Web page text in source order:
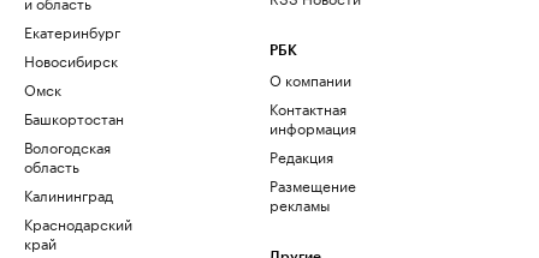
Екатеринбург
Новосибирск
Омск
Башкортостан
Вологодская
область
Калининград
Краснодарский
край
РБК
О компании
Контактная
информация
Редакция
Размещение
рекламы